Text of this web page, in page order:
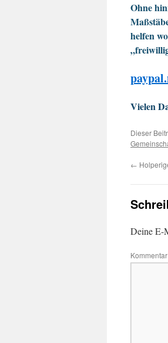
Ohne
helfen
Vielen
Dieser
←
Deine E-
Kommentar